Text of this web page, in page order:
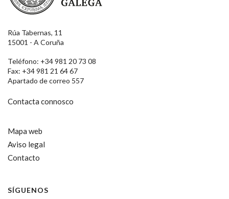
Rúa Tabernas, 11
15001 - A Coruña
Teléfono: +34 981 20 73 08
Fax: +34 981 21 64 67
Apartado de correo 557
Contacta connosco
Mapa web
Aviso legal
Contacto
SÍGUENOS